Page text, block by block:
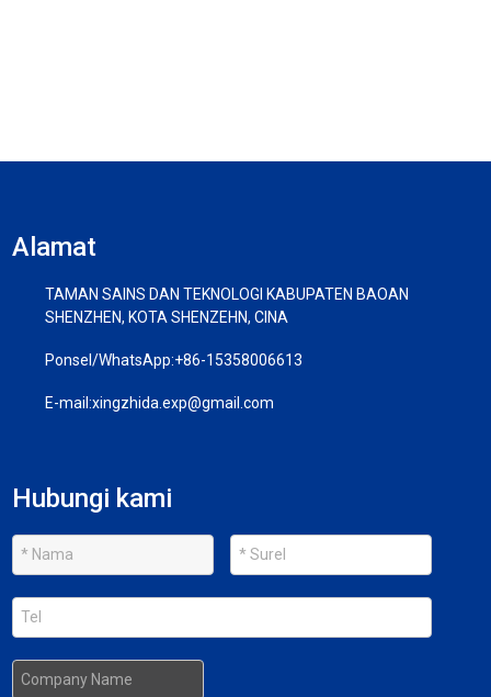
Alamat
TAMAN SAINS DAN TEKNOLOGI KABUPATEN BAOAN
SHENZHEN, KOTA SHENZEHN, CINA
Ponsel/WhatsApp:+86-15358006613
E-mail:xingzhida.exp@gmail.com
Hubungi kami